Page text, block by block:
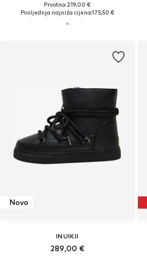
Prvotno: 219,00 €
Posljednja najniža cijena:175,50 €
Novo
INUIKII
289,00 €